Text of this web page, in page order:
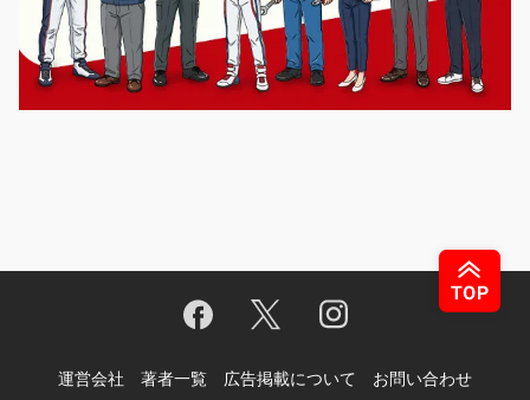
運営会社 著者一覧 広告掲載について お問い合わせ